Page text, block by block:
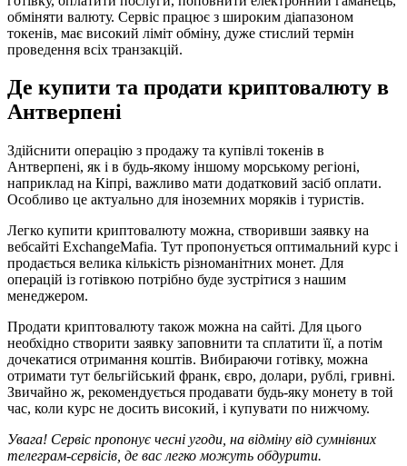
обміняти валюту. Сервіс працює з широким діапазоном
токенів, має високий ліміт обміну, дуже стислий термін
проведення всіх транзакцій.
Де купити та продати криптовалюту в
Антверпені
Здійснити операцію з продажу та купівлі токенів в
Антверпені, як і в будь-якому іншому морському регіоні,
наприклад на Кіпрі, важливо мати додатковий засіб оплати.
Особливо це актуально для іноземних моряків і туристів.
Легко купити криптовалюту можна, створивши заявку на
вебсайті ExchangeMafia. Тут пропонується оптимальний курс і
продається велика кількість різноманітних монет. Для
операцій із готівкою потрібно буде зустрітися з нашим
менеджером.
Продати криптовалюту також можна на сайті. Для цього
необхідно створити заявку заповнити та сплатити її, а потім
дочекатися отримання коштів. Вибираючи готівку, можна
отримати тут бельгійський франк, євро, долари, рублі, гривні.
Звичайно ж, рекомендується продавати будь-яку монету в той
час, коли курс не досить високий, і купувати по нижчому.
Увага! Сервіс пропонує чесні угоди, на відміну від сумнівних
телеграм-сервісів, де вас легко можуть обдурити.